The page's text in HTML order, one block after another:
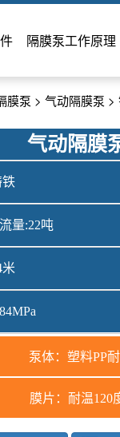
隔膜泵工作原理
膜泵 > 气动隔膜泵 >
气动隔膜
铁
量:22吨
泵体：塑料PP
膜片：耐温120